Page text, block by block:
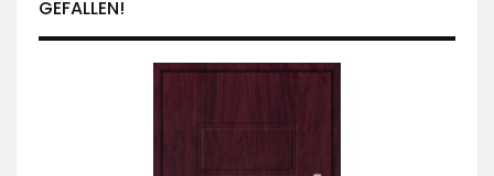
GEFALLEN!